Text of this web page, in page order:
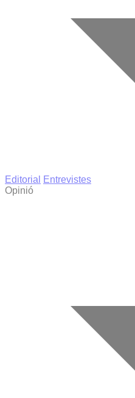
Editorial
Entrevistes
Opinió